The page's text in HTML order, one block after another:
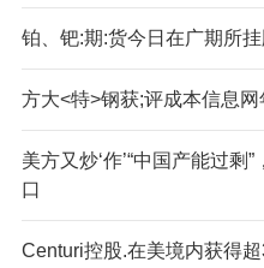
铂、钯:期:货今日在广期所
方大<特>钢获;评成本信息
美方又炒‘作’“中国产能过剩
口
Centuri控股.在美境内获得